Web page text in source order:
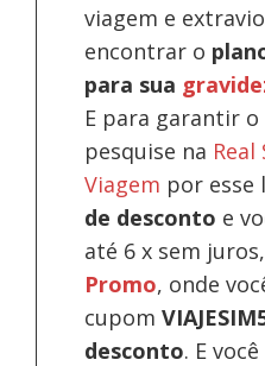
viagem e
encontrar o
para sua
E para garantir
pesquise na Real
Viagem por esse
de desconto e
até 6 x sem
Promo, onde
cupom
desconto. E